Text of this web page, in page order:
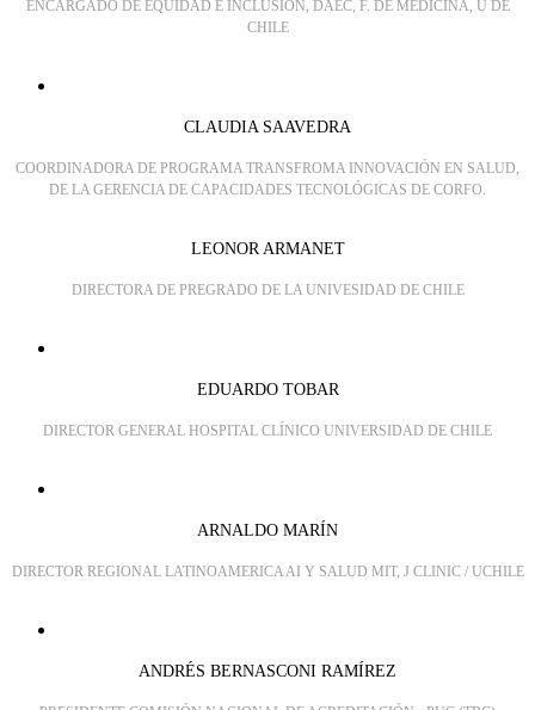
ENCARGADO DE EQUIDAD E INCLUSIÓN, DAEC, F. DE MEDICINA, U DE
CHILE
CLAUDIA SAAVEDRA
COORDINADORA DE PROGRAMA TRANSFROMA INNOVACIÓN EN SALUD,
DE LA GERENCIA DE CAPACIDADES TECNOLÓGICAS DE CORFO.
LEONOR ARMANET
DIRECTORA DE PREGRADO DE LA UNIVESIDAD DE CHILE
EDUARDO TOBAR
DIRECTOR GENERAL HOSPITAL CLÍNICO UNIVERSIDAD DE CHILE
ARNALDO MARÍN
DIRECTOR REGIONAL LATINOAMERICA AI Y SALUD MIT, J CLINIC / UCHILE
ANDRÉS BERNASCONI RAMÍREZ